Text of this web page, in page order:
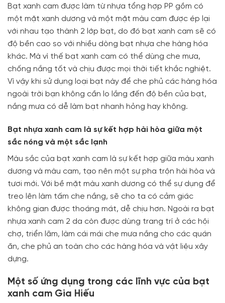
Bạt xanh cam được làm từ nhựa tổng hợp PP gồm có
một mặt xanh dương và một mặt màu cam được ép lại
với nhau tạo thành 2 lớp bạt, do đó bạt xanh cam sẽ có
độ bền cao so với nhiều dòng bạt nhựa che hàng hóa
khác. Mà vì thế bạt xanh cam có thể dùng che mưa,
chống nắng tốt và chịu được mọi thời tiết khắc nghiệt.
Vì vậy khi sử dụng loại bạt này để che phủ các hàng hóa
ngoài trời bạn không cần lo lắng đến độ bền của bạt,
nắng mưa có dễ làm bạt nhanh hỏng hay không.
Bạt nhựa xanh cam là sự kết hợp hài hòa giữa một
sắc nóng và một sắc lạnh
Màu sắc của bạt xanh cam là sự kết hợp giữa màu xanh
dương và màu cam, tạo nên một sự pha trộn hài hòa và
tươi mới. Với bề mặt màu xanh dương có thể sự dụng để
treo lên làm tấm che nắng, sẽ cho ta có cảm giác
không gian được thoáng mát, dễ chịu hơn. Ngoài ra bạt
nhựa xanh cam 2 da còn được dùng trang trí ở các hội
chợ, triển lãm, làm cái mái che mưa nắng cho các quán
ăn, che phủ an toàn cho các hàng hóa và vật liệu xây
dựng.
Một số ứng dụng trong các lĩnh vực của bạt
xanh cam Gia Hiếu